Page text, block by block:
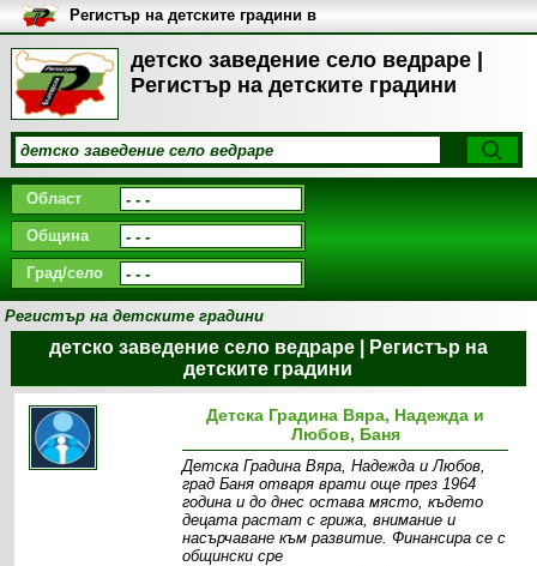
детско заведение село ведраре |
Регистър на детските градини
Регистър на детските градини в
България
Област
Община
Град/село
Регистър на детските градини
детско заведение село ведраре | Регистър на
детските градини
Детска Градина Вяра, Надежда и
Любов, Баня
Детска Градина Вяра, Надежда и Любов,
град Баня отваря врати още през 1964
година и до днес остава място, където
децата растат с грижа, внимание и
насърчаване към развитие. Финансира се с
общински сре